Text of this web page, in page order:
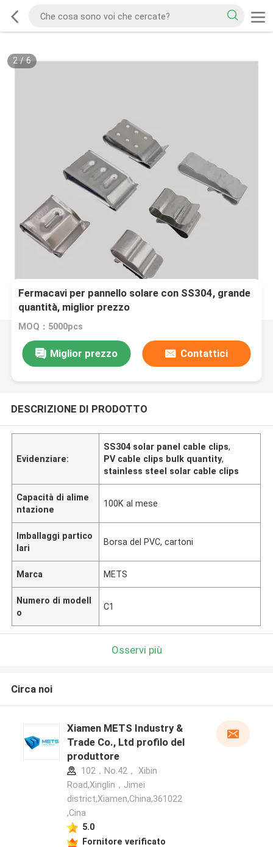
2/6
Fermacavi per pannello solare con SS304, grande
quantità, miglior prezzo
MOQ：5000pcs
Miglior prezzo Contattici
DESCRIZIONE DI PRODOTTO
Evidenziare:
SS304 solar panel cable clips,
PV cable clips bulk quantity,
stainless steel solar cable clips
Capacità di alime
ntazione
100K al mese
Imballaggi partico
lari
Borsa del PVC, cartoni
Marca METS
Numero di modell
o
C1
Osservi più
Circa noi
Xiamen METS Industry &
Trade Co., Ltd profilo del
produttore
102，No.42， Xibin
Road,Xinglin，Jimei
district,Xiamen,China,361022
,Cina
5.0
Fornitore verificato